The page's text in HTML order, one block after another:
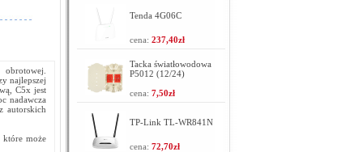
najlepszej
C5x jest
nadawcza
autorskich
które może
Tenda 4G06C
cena: 237,40zł
Tacka światłowodowa
P5012 (12/24)
cena: 7,50zł
TP-Link TL-WR841N
cena: 72,70zł